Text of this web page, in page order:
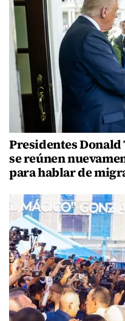
Presidentes
se reúnen
para hablar de